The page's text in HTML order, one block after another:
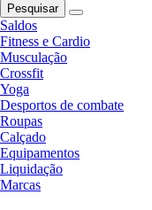
Pesquisar
Saldos
Fitness e Cardio
Musculação
Crossfit
Yoga
Desportos de combate
Roupas
Calçado
Equipamentos
Liquidação
Marcas